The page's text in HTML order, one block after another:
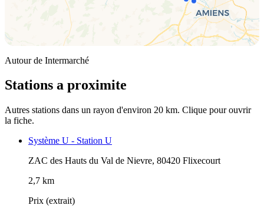
Autour de Intermarché
Stations a proximite
Autres stations dans un rayon d'environ 20 km. Clique pour ouvrir
la fiche.
Système U - Station U
ZAC des Hauts du Val de Nievre, 80420 Flixecourt
2,7 km
Prix (extrait)